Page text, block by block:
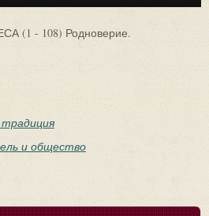
(1 - 108) Родноверие.
и общество